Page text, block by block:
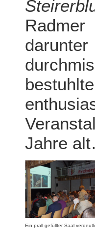
Jahre
Ein prall gefüllter Saal